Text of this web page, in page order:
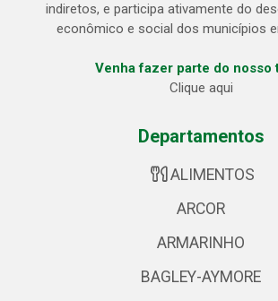
indiretos, e participa ativamente do
econômico e social dos municípios
Venha fazer parte do nosso
Clique aqui
Departamentos
ALIMENTOS
ARCOR
ARMARINHO
BAGLEY-AYMORE